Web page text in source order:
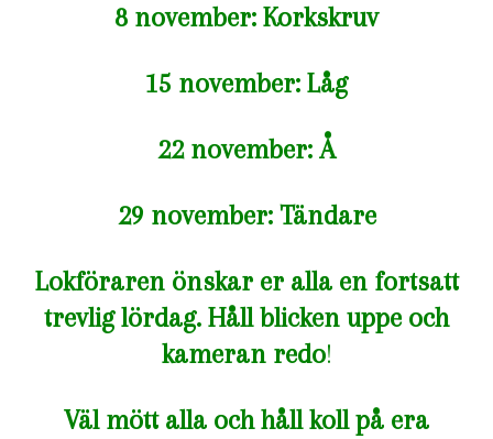
8 november: Korkskruv
15 november: Låg
22 november: Å
29 november: Tändare
Lokföraren önskar er alla en fortsatt
trevlig lördag. Håll blicken uppe och
kameran redo!
Väl mött alla och håll koll på era